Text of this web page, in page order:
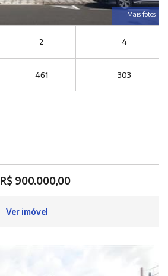
Mais fotos
2 4
461 303
R$ 900.000,00
Ver imóvel